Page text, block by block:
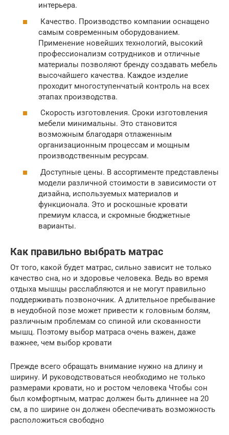
интерьера.
Качество. Производство компании оснащено
самым современным оборудованием.
Применение новейших технологий, высокий
профессионализм сотрудников и отличные
материалы позволяют бренду создавать мебель
высочайшего качества. Каждое изделие
проходит многоступенчатый контроль на всех
этапах производства.
Скорость изготовления. Сроки изготовления
мебели минимальны. Это становится
возможным благодаря отлаженным
организационным процессам и мощным
производственным ресурсам.
Доступные цены. В ассортименте представлены
модели различной стоимости в зависимости от
дизайна, используемых материалов и
функционала. Это и роскошные кровати
премиум класса, и скромные бюджетные
варианты.
Как правильно выбрать матрас
От того, какой будет матрас, сильно зависит не только
качество сна, но и здоровье человека. Ведь во время
отдыха мышцы расслабляются и не могут правильно
поддерживать позвоночник. А длительное пребывание
в неудобной позе может привести к головным болям,
различным проблемам со спиной или скованности
мышц. Поэтому выбор матраса очень важен, даже
важнее, чем выбор кровати
Прежде всего обращать внимание нужно на длину и
ширину. И руководствоваться необходимо не только
размерами кровати, но и ростом человека Чтобы сон
был комфортным, матрас должен быть длиннее на 20
см, а по ширине он должен обеспечивать возможность
расположиться свободно